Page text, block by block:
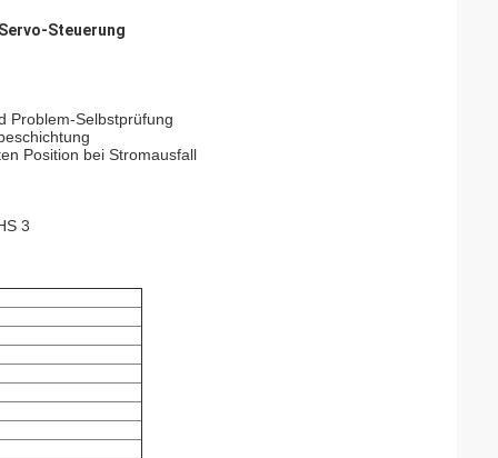
Steuerung
Problem-Selbstprüfung
Position bei Stromausfall
3